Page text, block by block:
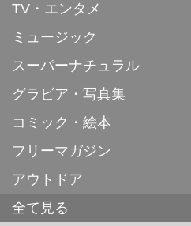
TV・エンタメ
ミュージック
スーパーナチュラル
グラビア・写真集
コミック・絵本
フリーマガジン
アウトドア
全て見る